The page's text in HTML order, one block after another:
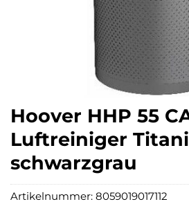
Hoover HHP 55
Luftreiniger
schwarzgrau
Artikelnummer: 8059019017112